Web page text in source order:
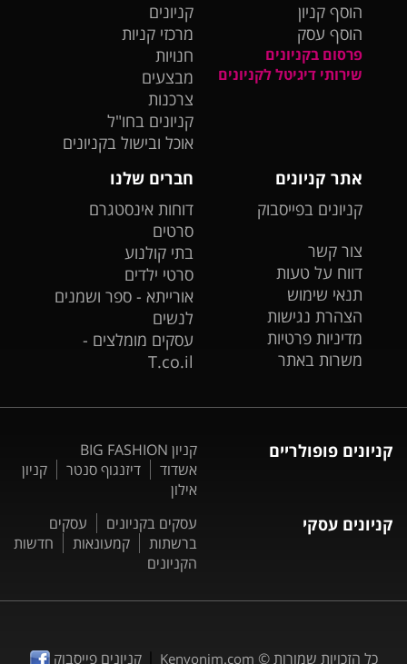
הוסף קניון
הוסף עסק
פרסום בקניונים
שירותי דיגיטל לקניונים
קניונים
מרכזי קניות
חנויות
מבצעים
צרכנות
קניונים בחו"ל
אוכל ובישול בקניונים
אתר קניונים
קניונים בפייסבוק
צור קשר
דווח על טעות
תנאי שימוש
הצהרת נגישות
מדיניות פרטיות
משרות באתר
חברים שלנו
דוחות אינסטגרם
סרטים
בתי קולנוע
סרטי ילדים
אורייתא - ספר ושמנים
לנשים
עסקים מומלצים -
T.co.il
קניונים פופולריים
קניון BIG FASHION
אשדוד
דיזנגוף סנטר
קניון
אילון
קניונים עסקי עסקים בקניונים
עסקים
ברשתות
קמעונאות
חדשות
הקניונים
כל הזכויות שמורות © Kenyonim.com
|קניונים פייסבוק